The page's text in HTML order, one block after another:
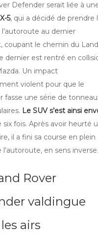
Defender serait liée à
5, qui a décidé de prendre
au dernier
coupant le chemin du Land
dernier est rentré en
Un impact
violent pour que le
fasse une série de
Le SUV s’est ainsi
six fois. Après avoir heurté
il a fini sa course en plein
l’autoroute, en sens inverse.
Rover
valdingue
airs